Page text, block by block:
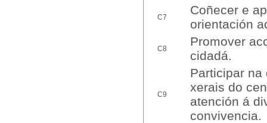
C7
Coñecer e
orientación
C8
Promover
cidadá.
C9
Participar
xerais do
atención á
convivencia.